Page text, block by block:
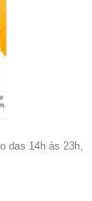
das 14h às 23h,